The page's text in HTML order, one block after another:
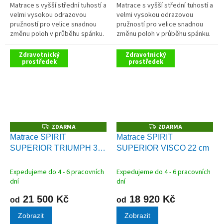
Matrace s vyšší střední tuhostí a
velmi vysokou odrazovou
pružností pro velice snadnou
změnu poloh v průběhu spánku.
Odlehčení celého těla a
vynikající eliminace tlaku.
Matrace s vyšší střední tuhostí a
velmi vysokou odrazovou
pružností pro velice snadnou
změnu poloh v průběhu spánku.
Odlehčení celého těla a
vynikající eliminace tlaku.
Zdravotnický
prostředek
Z
D
A
R
ZDARMA
Matrace SPIRIT
SUPERIOR TRIUMPH 30
Expedujeme do 4 - 6 pracovních
dní
od 21 500 Kč
Zobrazit
Zdravotnický
prostředek
Z
D
A
R
ZDARMA
Matrace SPIRIT
SUPERIOR VISCO 22 cm
Expedujeme do 4 - 6 pracovních
dní
od 18 920 Kč
Zobrazit